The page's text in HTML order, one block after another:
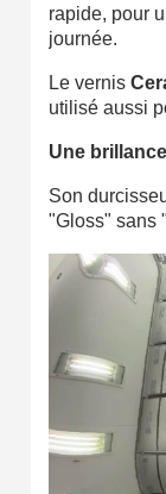
rapide, pour
journée.
Le vernis
utilisé aussi
Une
Son
"Gloss" sans